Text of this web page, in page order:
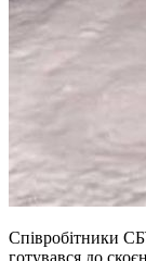
Співробітники